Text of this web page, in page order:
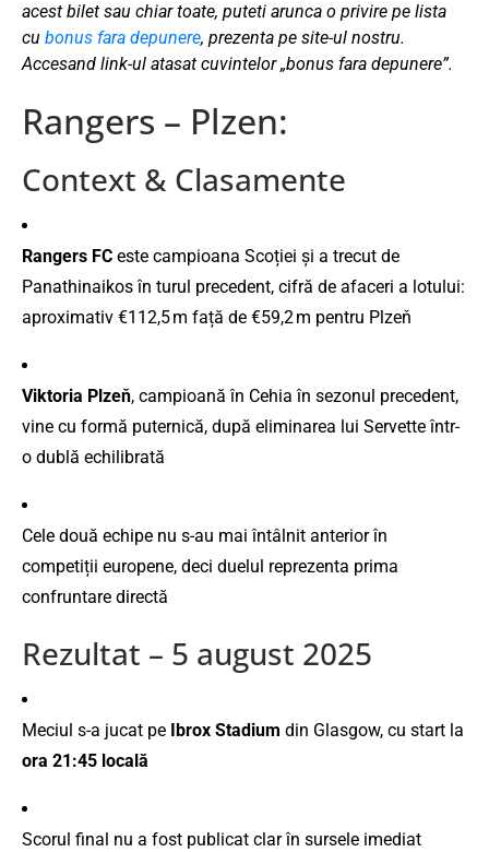
acest bilet sau chiar toate, puteti arunca o privire pe lista
cu bonus fara depunere, prezenta pe site-ul nostru.
Accesand link-ul atasat cuvintelor „bonus fara depunere”.
Rangers – Plzen:
Context & Clasamente
Rangers FC este campioana Scoției și a trecut de
Panathinaikos în turul precedent, cifră de afaceri a lotului:
aproximativ €112,5 m față de €59,2 m pentru Plzeň
Viktoria Plzeň, campioană în Cehia în sezonul precedent,
vine cu formă puternică, după eliminarea lui Servette într-
o dublă echilibrată
Cele două echipe nu s-au mai întâlnit anterior în
competiții europene, deci duelul reprezenta prima
confruntare directă
Rezultat – 5 august 2025
Meciul s-a jucat pe Ibrox Stadium din Glasgow, cu start la
ora 21:45 locală
Scorul final nu a fost publicat clar în sursele imediat